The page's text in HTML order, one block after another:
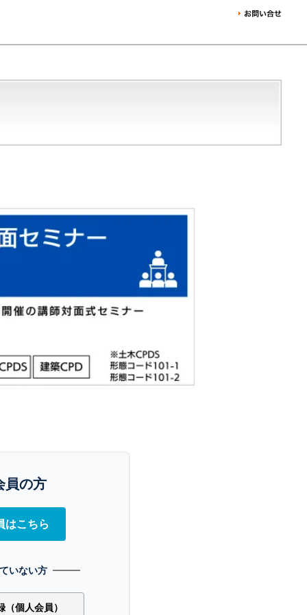
員の方
はこちら
いない方
個人会員）